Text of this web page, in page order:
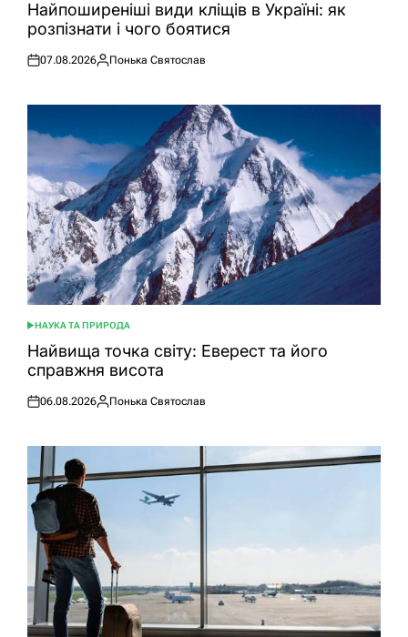
УНайпоширеніші види кліщів в Україні: як
розпізнати і чого боятися
Оприлюднено
07.08.2026
Опубліковано
Понька Святослав
ОПУБЛІКУВАТИ
У
НАУКА ТА ПРИРОДА
Найвища точка світу: Еверест та його
справжня висота
Оприлюднено
06.08.2026
Опубліковано
Понька Святослав